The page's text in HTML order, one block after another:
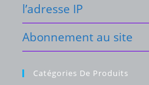
l’adresse IP
Abonnement au site
Catégories De Produits